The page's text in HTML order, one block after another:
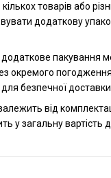
товарів або
додаткову
пакування
окремого погодження
безпечної доставки.
від
у загальну вартість